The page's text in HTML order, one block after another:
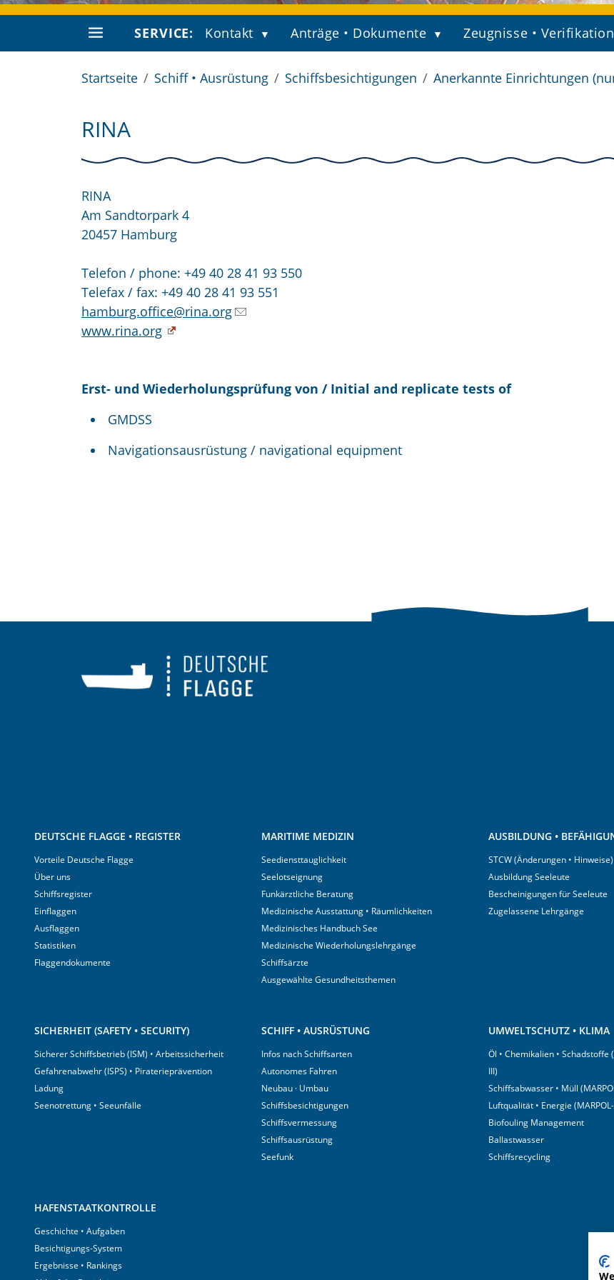
SERVICE: Kontakt Anträge • Dokumente Zeugnisse • Verifikation
Startseite Schiff • Ausrüstung Schiffsbesichtigungen Anerkannte Einrichtungen
RINA
RINA
Am Sandtorpark 4
20457 Hamburg
Telefon / phone: +49 40 28 41 93 550
Telefax / fax: +49 40 28 41 93 551
hamburg.office@rina.org
www.rina.org
Erst- und Wiederholungsprüfung von / Initial and replicate tests of
GMDSS
Navigationsausrüstung / navigational equipment
DEUTSCHE FLAGGE • REGISTER
Vorteile Deutsche Flagge
Über uns
Schiffsregister
Einflaggen
Ausflaggen
Statistiken
Flaggendokumente
MARITIME MEDIZIN
Seediensttauglichkeit
Seelotseignung
Funkärztliche Beratung
Medizinische Ausstattung • Räumlichkeiten
Medizinisches Handbuch See
Medizinische Wiederholungslehrgänge
Schiffsärzte
Ausgewählte Gesundheitsthemen
AUSBILDUNG •
STCW (Änderungen • Hinweise)
Ausbildung Seeleute
Bescheinigungen für Seeleute
Zugelassene Lehrgänge
SICHERHEIT (SAFETY • SECURITY)
Sicherer Schiffsbetrieb (ISM) • Arbeitssicherheit
Gefahrenabwehr (ISPS) • Piraterieprävention
Ladung
Seenotrettung • Seeunfälle
SCHIFF • AUSRÜSTUNG
Infos nach Schiffsarten
Autonomes Fahren
Neubau · Umbau
Schiffsbesichtigungen
Schiffsvermessung
Schiffsausrüstung
Seefunk
UMWELTSCHUTZ • KLIMA
Öl • Chemikalien • Schadstoffe
III)
Schiffsabwasser • Müll
Luftqualität • Energie
Biofouling Management
Ballastwasser
Schiffsrecycling
HAFENSTAATKONTROLLE
Geschichte • Aufgaben
Besichtigungs-System
Ergebnisse • Rankings